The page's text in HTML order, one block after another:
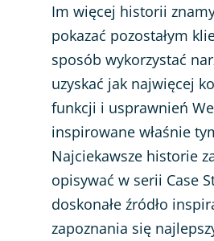
Im więcej historii
pokazać pozostałym
sposób wykorzystać
uzyskać jak najwięcej
funkcji i usprawnień
inspirowane właśnie
Najciekawsze historie
opisywać w serii Case
doskonałe źródło
zapoznania się